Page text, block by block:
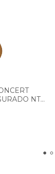
NTS